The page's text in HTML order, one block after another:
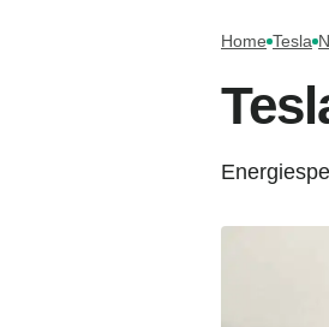
Home Tesla